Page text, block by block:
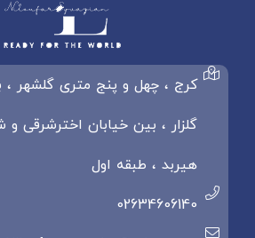
کرج ، چهل و پنج متری گلشهر ،
گلزار ، بین خیابان اخترشرقی
هیربد ، طبقه اول
02634606140